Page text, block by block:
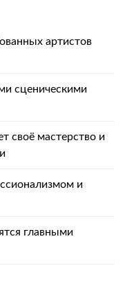
артистов
сценическими
своё мастерство и
и
главными